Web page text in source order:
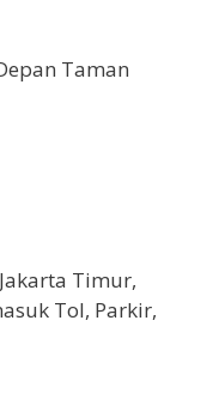
Taman
Timur,
Tol, Parkir,